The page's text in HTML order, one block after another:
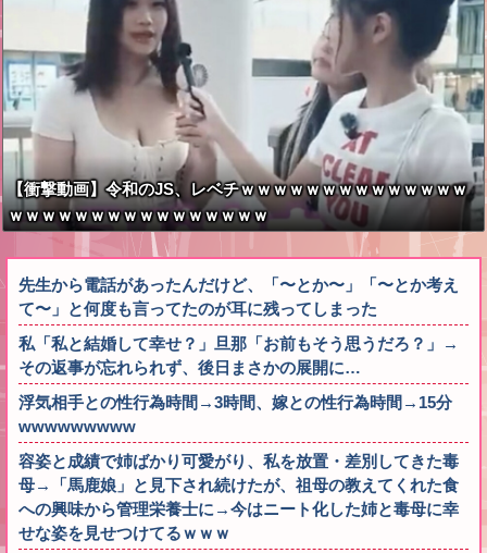
【衝撃動画】令和のJS、レベチｗｗｗｗｗｗｗｗｗｗｗｗｗｗ
ｗｗｗｗｗｗｗｗｗｗｗｗｗｗｗｗ
先生から電話があったんだけど、「〜とか〜」「〜とか考え
て〜」と何度も言ってたのが耳に残ってしまった
私「私と結婚して幸せ？」旦那「お前もそう思うだろ？」→
その返事が忘れられず、後日まさかの展開に…
浮気相手との性行為時間→3時間、嫁との性行為時間→15分
wwwwwwwww
容姿と成績で姉ばかり可愛がり、私を放置・差別してきた毒
母→「馬鹿娘」と見下され続けたが、祖母の教えてくれた食
への興味から管理栄養士に→今はニート化した姉と毒母に幸
せな姿を見せつけてるｗｗｗ